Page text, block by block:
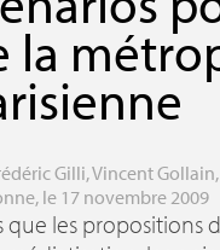
la
Gilli,Vincent Gollain,
, le 17 novembre 2009
que les propositions